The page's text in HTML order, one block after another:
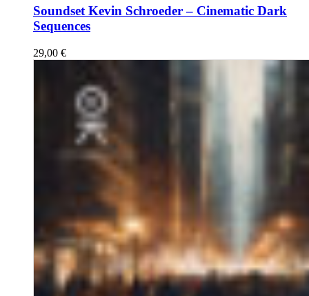
Soundset Kevin Schroeder – Cinematic Dark
Sequences
29,00 €